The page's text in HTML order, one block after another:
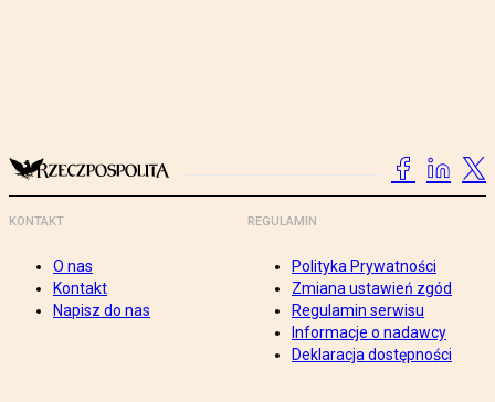
KONTAKT
O nas
Kontakt
Napisz do nas
REGULAMIN
Polityka Prywatności
Zmiana ustawień zgód
Regulamin serwisu
Informacje o nadawcy
Deklaracja dostępności